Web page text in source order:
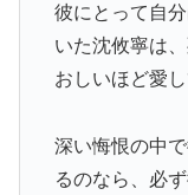
彼にとって自
いた沈攸寧は
おしいほど愛
深い悔恨の中
るのなら、必